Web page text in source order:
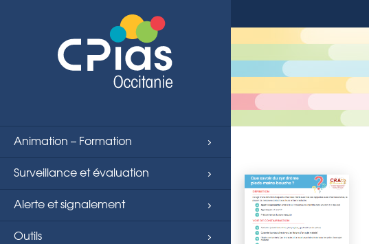
Animation – Formation
Surveillance et évaluation
Alerte et signalement
Outils